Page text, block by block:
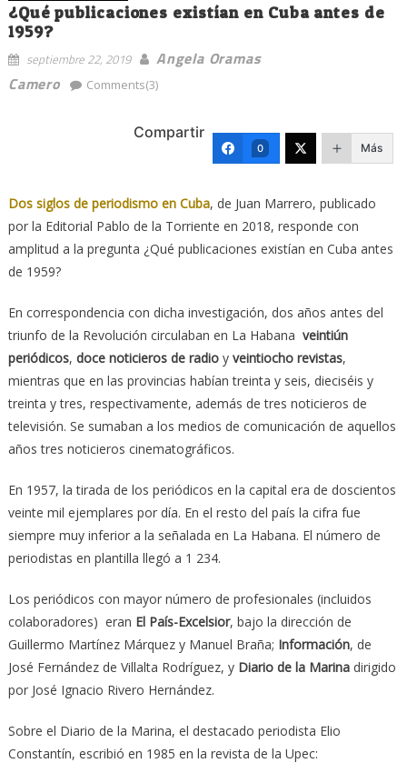
¿Qué publicaciones existían en Cuba antes de
1959?
septiembre 22, 2019
Angela Oramas
Camero
Comments(3)
Compartir
0 Más
Dos siglos de periodismo en Cuba, de Juan Marrero, publicado
por la Editorial Pablo de la Torriente en 2018, responde con
amplitud a la pregunta ¿Qué publicaciones existían en Cuba antes
de 1959?
En correspondencia con dicha investigación, dos años antes del
triunfo de la Revolución circulaban en La Habana veintiún
periódicos, doce noticieros de radioy veintiocho revistas,
mientras que en las provincias habían treinta y seis, dieciséis y
treinta y tres, respectivamente, además de tres noticieros de
televisión. Se sumaban a los medios de comunicación de aquellos
años tres noticieros cinematográficos.
En 1957, la tirada de los periódicos en la capital era de doscientos
veinte mil ejemplares por día. En el resto del país la cifra fue
siempre muy inferior a la señalada en La Habana. El número de
periodistas en plantilla llegó a 1 234.
Los periódicos con mayor número de profesionales (incluidos
colaboradores) eran El País-Excelsior, bajo la dirección de
Guillermo Martínez Márquez y Manuel Braña; Información, de
José Fernández de Villalta Rodríguez, y Diario de la Marinadirigido
por José Ignacio Rivero Hernández.
Sobre el Diario de la Marina, el destacado periodista Elio
Constantín, escribió en 1985 en la revista de la Upec: